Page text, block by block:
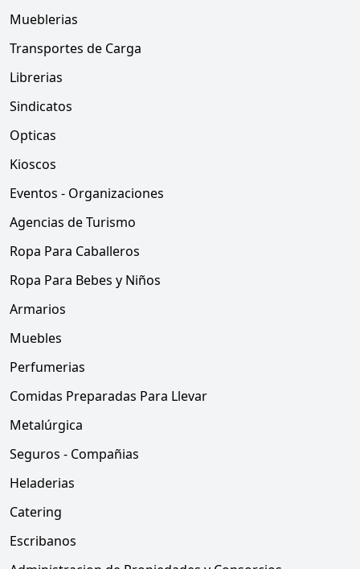
Mueblerias
Transportes de Carga
Librerias
Sindicatos
Opticas
Kioscos
Eventos - Organizaciones
Agencias de Turismo
Ropa Para Caballeros
Ropa Para Bebes y Niños
Armarios
Muebles
Perfumerias
Comidas Preparadas Para Llevar
Metalúrgica
Seguros - Compañias
Heladerias
Catering
Escribanos